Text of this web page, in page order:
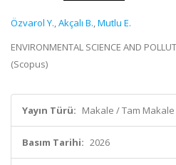
Özvarol Y.,Akçalı B.,Mutlu E.
ENVIRONMENTAL SCIENCE AND
(Scopus)
Yayın Türü: Makale / Tam Makale
Basım Tarihi: 2026